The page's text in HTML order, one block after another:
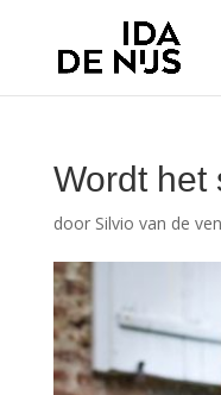
Wordt het
door Silvio van de ven